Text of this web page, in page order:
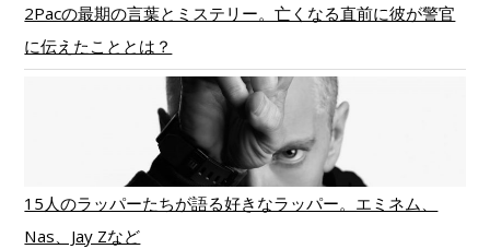
2Pacの最期の言葉とミステリー。亡くなる直前に彼が警官
に伝えたこととは？
15人のラッパーたちが語る好きなラッパー。エミネム、
Nas、Jay Zなど